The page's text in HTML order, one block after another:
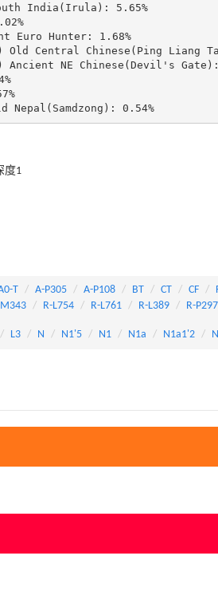
India(Irula): 5.65%
Euro Hunter: 1.68%
) Old Central Chinese(Ping Liang
) Ancient NE Chinese(Devil's
Nepal(Samdzong): 0.54%
度1
T A-P305 A-P108 BT CT CF
R-L754 R-L761 R-L389 R-P297
L3 N N1'5 N1 N1a N1a1'2